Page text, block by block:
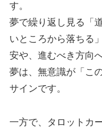
す。
夢で繰り返し見る「
いところから落ちる
安や、進むべき方向
夢は、無意識が「こ
サインです。
一方で、タロットカ